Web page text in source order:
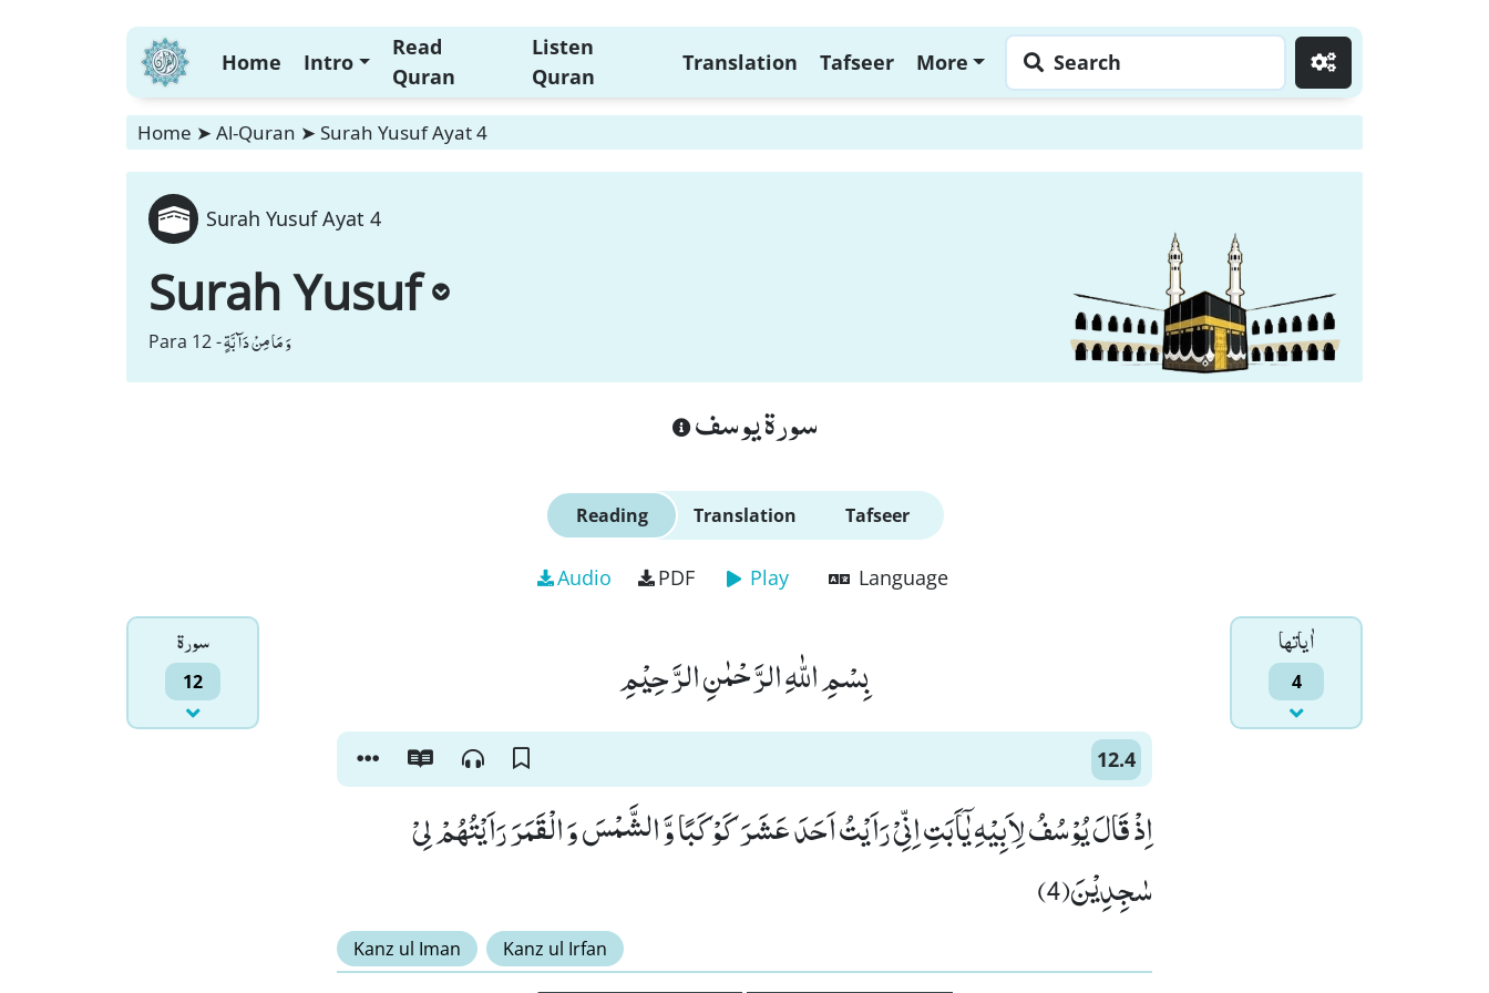
Home Intro
Read
Quran
Listen
Quran
Translation Tafseer More Search
Home ➤ Al-Quran ➤ Surah Yusuf Ayat 4
Surah Yusuf Ayat 4
Surah Yusuf
Para 12 -وَ مَا مِنْ دَآبَّةٍ
سورة يوسف
Reading Translation Tafseer
Audio PDF Play Language
سورۃ
12
اٰياتها
4 بِسْمِ اللّٰهِ الرَّحْمٰنِ الرَّحِیْمِ
12.4
اِذْ قَالَ یُوْسُفُ لِاَبِیْهِ یٰۤاَبَتِ اِنِّیْ رَاَیْتُ اَحَدَ عَشَرَ كَوْكَبًا وَّ الشَّمْسَ وَ الْقَمَرَ رَاَیْتُهُمْ لِیْ
سٰجِدِیْنَ(4)
Kanz ul Iman Kanz ul Irfan